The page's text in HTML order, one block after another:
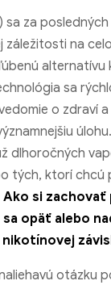
sa za
záležitosti na
alternatívu
sa
o zdraví a
dlhoročných
tých, ktorí
Ako si
opäť alebo
otázku